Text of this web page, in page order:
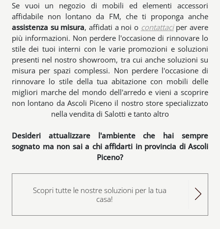
Se vuoi un negozio di mobili ed elementi accessori
affidabile non lontano da FM, che ti proponga anche
assistenza su misura, affidati a noi o contattaciper avere
più informazioni. Non perdere l'occasione di rinnovare lo
stile dei tuoi interni con le varie promozioni e soluzioni
presenti nel nostro showroom, tra cui anche soluzioni su
misura per spazi complessi. Non perdere l'occasione di
rinnovare lo stile della tua abitazione con mobili delle
migliori marche del mondo dell'arredo e vieni a scoprire
non lontano da Ascoli Piceno il nostro store specializzato
nella vendita di Salotti e tanto altro
Desideri attualizzare l'ambiente che hai sempre
sognato ma non sai a chi affidarti in provincia di Ascoli
Piceno?
Scopri tutte le nostre soluzioni per la tua
casa!